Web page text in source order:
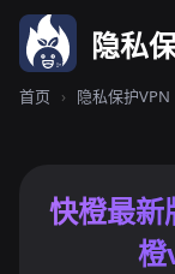
隐私
首页 › 隐私保护VPN
快橙最新
橙